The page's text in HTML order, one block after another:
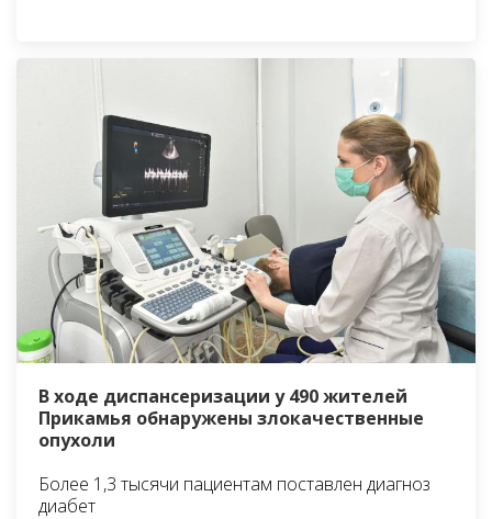
В ходе диспансеризации у 490 жителей
Прикамья обнаружены злокачественные
опухоли
Более 1,3 тысячи пациентам поставлен диагноз
диабет